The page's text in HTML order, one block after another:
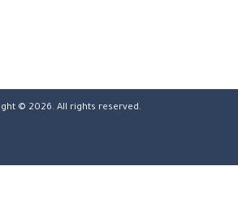
© 2026. All rights reserved.